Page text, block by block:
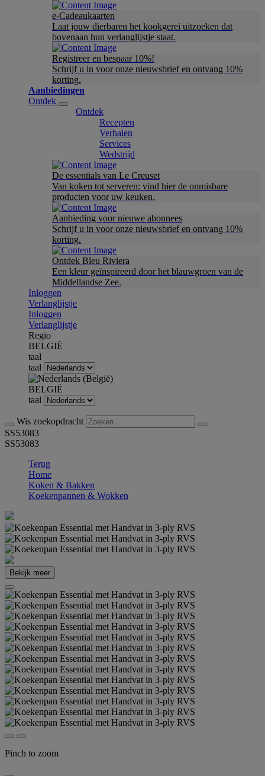
e-Cadeaukaarten
Laat jouw dierbaren het kookgerei uitzoeken dat
bovenaan hun verlanglijstje staat.
Registreer en bespaar 10%!
Schrijf u in voor onze nieuwsbrief en ontvang 10%
korting.
Aanbiedingen
Ontdek
Ontdek
Recepten
Verhalen
Services
Wedstrijd
De essentials van Le Creuset
Van koken tot serveren: vind hier de onmisbare
producten voor uw keuken.
Aanbieding voor nieuwe abonnees
Schrijf u in voor onze nieuwsbrief en ontvang 10%
korting.
Ontdek Bleu Riviera
Een kleur geïnspireerd door het blauwgroen van de
Middellandse Zee.
Inloggen
Verlanglijstje
Inloggen
Verlanglijstje
Regio
BELGIË
taal
taal
BELGIË
taal
Wis zoekopdracht
SS53083
SS53083
Terug
Home
Koken & Bakken
Koekenpannen & Wokken
Bekijk meer
Pinch to zoom